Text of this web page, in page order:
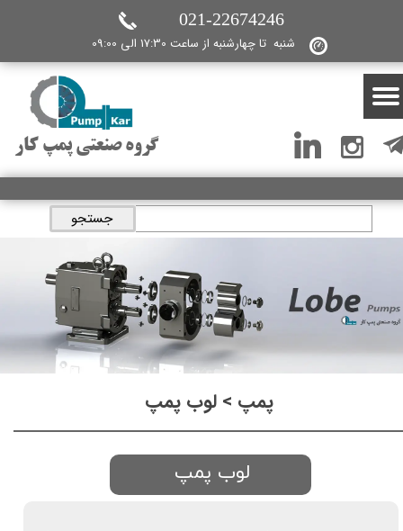
گروه صنعتی پمپ کار
شنبه تا چهارشنبه از ساعت 17:30 الی 09:00
021-22674246
جستجو
پمپ > لوب پمپ
لوب پمپ